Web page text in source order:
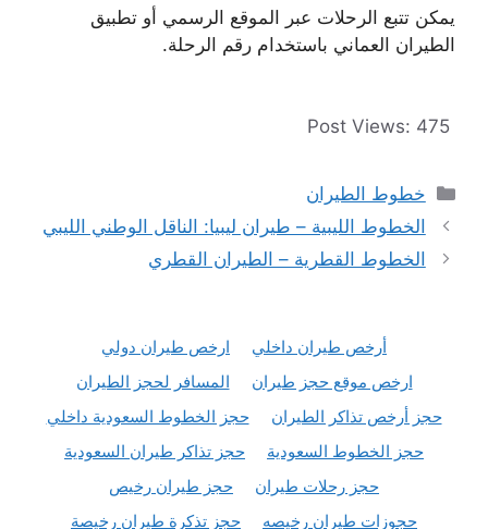
يمكن تتبع الرحلات عبر الموقع الرسمي أو تطبيق
الطيران العماني باستخدام رقم الرحلة.
Post Views: 475
التصنيفات
خطوط الطيران
الخطوط الليبية – طيران ليبيا: الناقل الوطني الليبي
الخطوط القطرية – الطيران القطري
أرخص طيران داخلي
ارخص طيران دولي
ارخص موقع حجز طيران
المسافر لحجز الطيران
حجز أرخص تذاكر الطيران
حجز الخطوط السعودية داخلي
حجز الخطوط السعودية
حجز تذاكر طيران السعودية
حجز رحلات طيران
حجز طيران رخيص
حجوزات طيران رخيصه
حجز تذكرة طيران رخيصة